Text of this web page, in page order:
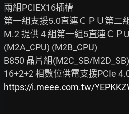
兩組PCIEX16插槽
第一組支援5.0直連ＣＰＵ第二
M.2 提供 4 組第一組5直連ＣＰ
(M2A_CPU) (M2B_CPU)
B850 晶片組(M2C_SB/M2D_SB)
https://i.meee.com.tw/